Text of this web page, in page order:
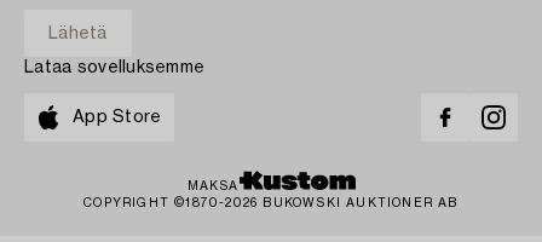
Lataa sovelluksemme
App Store
MAKSA
COPYRIGHT ©1870-2026 BUKOWSKI AUKTIONER AB